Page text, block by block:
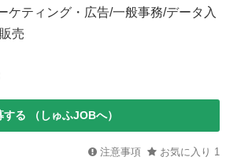
ケティング・広告/一般事務/データ入
売
する （しゅふJOBへ）
注意事項 お気に入り 1